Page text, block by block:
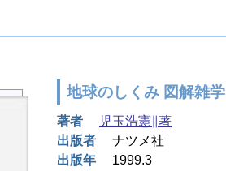
地球のしくみ 図解雑学
著者
児玉浩憲∥著
出版者
ナツメ社
出版年
1999.3